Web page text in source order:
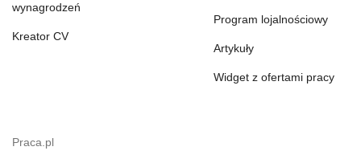
wynagrodzeń
Kreator CV
Program lojalnościowy
Artykuły
Widget z ofertami pracy
Praca.pl